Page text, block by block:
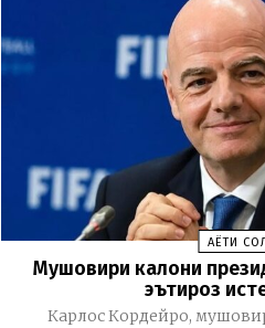
ҲАЁТИ
Мушовири калони
эътироз
Карлос Кордейро,